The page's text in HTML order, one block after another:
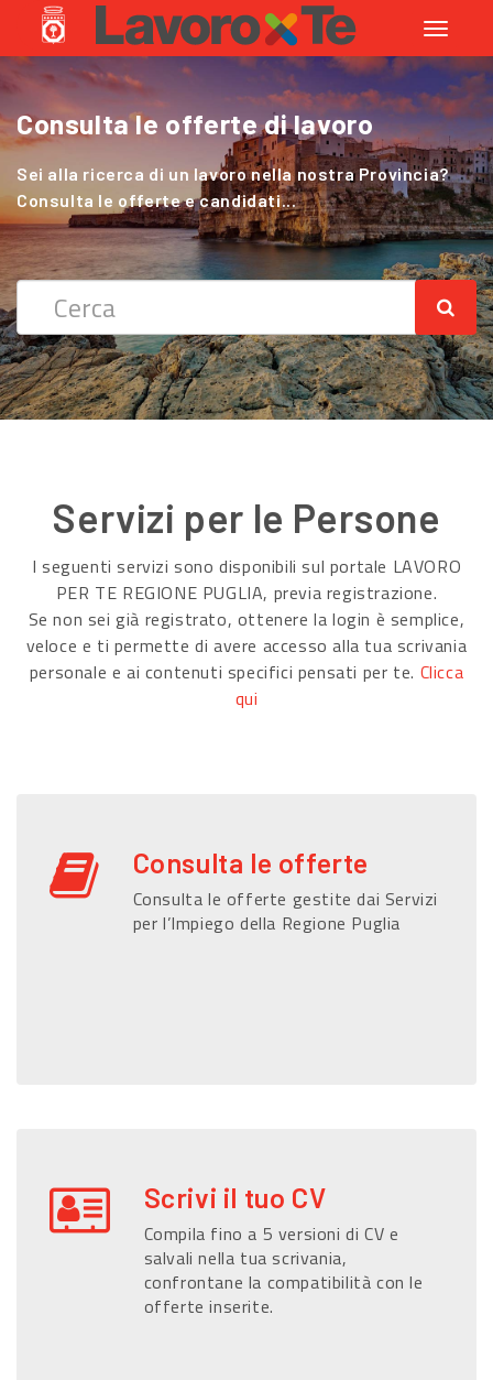
Toggle
Consulta le offerte di lavoro
Sei alla ricerca di un lavoro nella nostra Provincia?
Consulta le offerte e candidati...
Cerchi Lavoro nel Settore Agricolo
?
Sei alla ricerca di un lavoro nella nostra Provincia?
Consulta le offerte e candidati...
Servizi per le Persone
I seguenti servizi sono disponibili sul portale LAVORO
PER TE REGIONE PUGLIA, previa registrazione.
Se non sei già registrato, ottenere la login è semplice,
veloce e ti permette di avere accesso alla tua scrivania
personale e ai contenuti specifici pensati per te. Clicca
qui
Consulta le offerte
Consulta le offerte gestite dai Servizi
per l’Impiego della Regione Puglia
Scrivi il tuo CV
Compila fino a 5 versioni di CV e
salvali nella tua scrivania,
confrontane la compatibilità con le
offerte inserite.